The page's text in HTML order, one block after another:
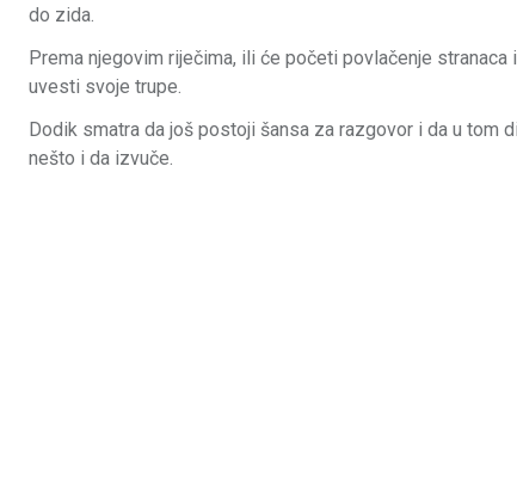
do zida.
Prema njegovim riječima, ili će početi povlačenje stranaca
uvesti svoje trupe.
Dodik smatra da još postoji šansa za razgovor i da u tom
nešto i da izvuče.